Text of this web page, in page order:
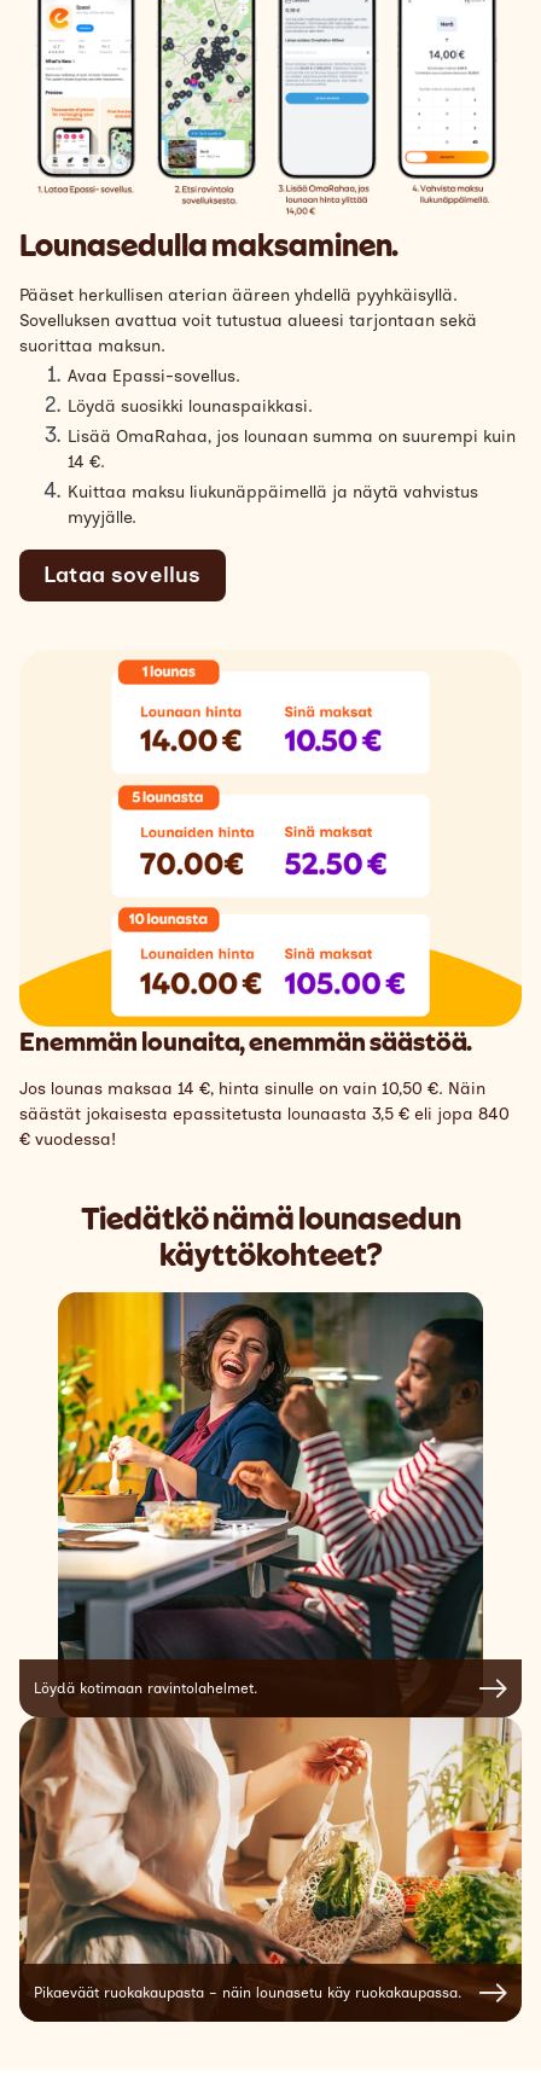
Lounasedulla maksaminen.
Pääset herkullisen aterian ääreen yhdellä pyyhkäisyllä.
Sovelluksen avattua voit tutustua alueesi tarjontaan sekä
suorittaa maksun.
Avaa Epassi-sovellus.
Löydä suosikki lounaspaikkasi.
Lisää OmaRahaa, jos lounaan summa on suurempi kuin
14 €.
Kuittaa maksu liukunäppäimellä ja näytä vahvistus
myyjälle.
Lataa sovellus
Enemmän lounaita, enemmän säästöä.
Jos lounas maksaa 14 €, hinta sinulle on vain 10,50 €. Näin
säästät jokaisesta epassitetusta lounaasta 3,5 € eli jopa 840
€ vuodessa!
Tiedätkö nämä lounasedun
käyttökohteet?
Löydä kotimaan ravintolahelmet.
Pikaeväät ruokakaupasta – näin lounasetu käy ruokakaupassa.